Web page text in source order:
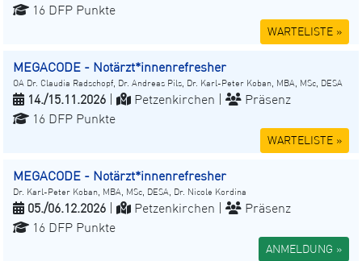
16 DFP Punkte
WARTELISTE »
MEGACODE - Notärzt*innenrefresher
OA Dr. Claudia Radschopf, Dr. Andreas Pils, Dr. Karl-Peter Koban, MBA, MSc, DESA
14./15.11.2026 Petzenkirchen |
Präsenz
16 DFP Punkte
WARTELISTE »
MEGACODE - Notärzt*innenrefresher
Dr. Karl-Peter Koban, MBA, MSc, DESA, Dr. Nicole Kordina
05./06.12.2026 Petzenkirchen |
Präsenz
16 DFP Punkte
ANMELDUNG »